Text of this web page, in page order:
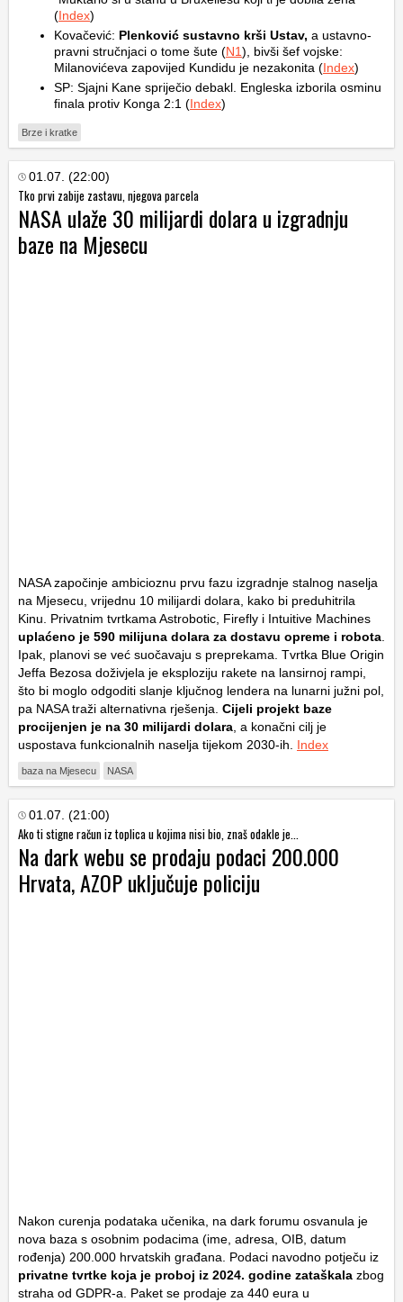
(Index)
Kovačević: Plenković sustavno krši Ustav, a ustavno-
pravni stručnjaci o tome šute (N1), bivši šef vojske:
Milanovićeva zapovijed Kundidu je nezakonita (Index)
SP: Sjajni Kane spriječio debakl. Engleska izborila osminu
finala protiv Konga 2:1 (Index)
Brze i kratke
01.07. (22:00)
Tko prvi zabije zastavu, njegova parcela
NASA ulaže 30 milijardi dolara u izgradnju
baze na Mjesecu
NASA započinje ambicioznu prvu fazu izgradnje stalnog naselja
na Mjesecu, vrijednu 10 milijardi dolara, kako bi preduhitrila
Kinu. Privatnim tvrtkama Astrobotic, Firefly i Intuitive Machines
uplaćeno je 590 milijuna dolara za dostavu opreme i robota
Ipak, planovi se već suočavaju s preprekama. Tvrtka Blue Origin
Jeffa Bezosa doživjela je eksploziju rakete na lansirnoj rampi,
što bi moglo odgoditi slanje ključnog lendera na lunarni južni pol,
pa NASA traži alternativna rješenja. Cijeli projekt baze
procijenjen je na 30 milijardi dolara , a konačni cilj je
uspostava funkcionalnih naselja tijekom 2030-ih. Index
baza na Mjesecu NASA
01.07. (21:00)
Ako ti stigne račun iz toplica u kojima nisi bio, znaš odakle je...
Na dark webu se prodaju podaci 200.000
Hrvata, AZOP uključuje policiju
Nakon curenja podataka učenika, na dark forumu osvanula je
nova baza s osobnim podacima (ime, adresa, OIB, datum
rođenja) 200.000 hrvatskih građana. Podaci navodno potječu iz
privatne tvrtke koja je proboj iz 2024. godine zataškala zbog
straha od GDPR-a. Paket se prodaje za 440 eura u